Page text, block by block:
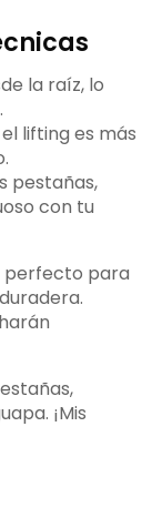
la raíz, lo
lifting es más
pestañas,
con tu
perfecto para
¡Mis